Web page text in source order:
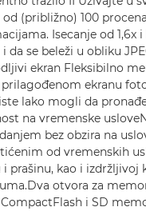
od (približno) 100
Isecanje od 1,6x i
da se beleži u obliku
ekran Fleksibilno
ekranu
lako mogli da
na vremenske
bez obzira na
od vremenskih
prašinu, kao i izdržljivoj
otvora za
i SD